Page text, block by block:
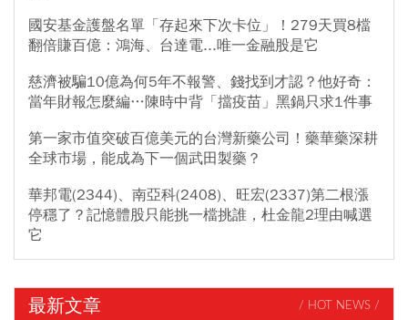
國安基金護盤名單「存起來下次卡位」！279天買8檔
翻倍賺百億：鴻海、台達電...唯一金融股是它
慈濟被騙10億為何5年不報警、錢找到才認？他好奇：
當年財報怎麼編…陳時中背「擋疫苗」黑鍋只求1件事
第一家市值突破百億美元的台灣新藥公司！藥華藥深耕
全球市場，能成為下一個武田製藥？
華邦電(2344)、南亞科(2408)、旺宏(2337)第二根漲
停穩了？記憶體股只能挑一檔挑誰，杜金龍2理由喊選
它
最新文章 / HOT NEWS /